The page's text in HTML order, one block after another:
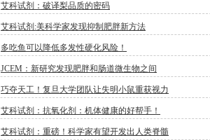
艾科试剂：破译梨品质的密码
艾科试剂:美科学家发现抑制肥胖新方法
多吃鱼可以降低多发性硬化风险！
JCEM：新研究发现肥胖和肠道微生物之间
巧夺天工！复旦大学团队让失明小鼠重获视力
艾科试剂：抗氧化剂：机体健康的好帮手！
艾科试剂：重磅！科学家有望开发出人类脊髓